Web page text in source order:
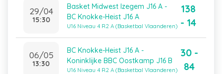
29/04
15:30
Basket Midwest Izegem J16 A -
BC Knokke-Heist J16 A
U16 Niveau 4 R2 A (Basketbal Vlaanderen)
138
- 14
06/05
13:30
BC Knokke-Heist J16 A -
Koninklijke BBC Oostkamp J16 B
U16 Niveau 4 R2 A (Basketbal Vlaanderen)
30 -
84